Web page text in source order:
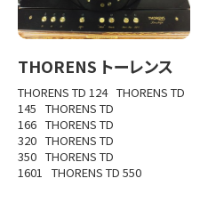
THORENS トーレンス
THORENS TD 124 THORENS TD
145 THORENS TD
166 THORENS TD
320 THORENS TD
350 THORENS TD
1601 THORENS TD 550